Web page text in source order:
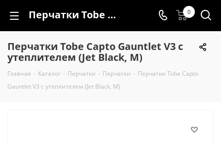
Перчатки Tobe Capto Gauntlet V3 с утеплителем (Jet Black, M) 0
Перчатки Tobe Capto Gauntlet V3 с
утеплителем (Jet Black, M)
Главная - Каталог - Перчатки - Перчатки - Перчатки Tobe Capto
Gauntlet V3 с утеплителем (Jet Black, M)